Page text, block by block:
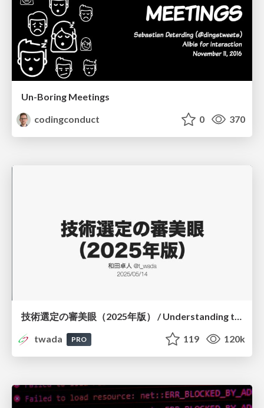
Un-Boring Meetings
codingconduct
0 370
技術選定の審美眼（2025年版） / Understanding the Spiral of Technologies 2025 edition
twada
PRO 119 120k